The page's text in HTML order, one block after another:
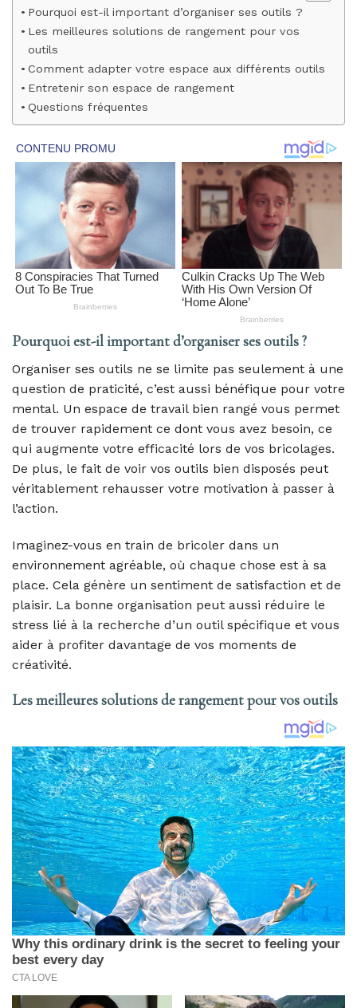
Pourquoi est-il important d’organiser ses outils ?
Les meilleures solutions de rangement pour vos
outils
Comment adapter votre espace aux différents outils
Entretenir son espace de rangement
Questions fréquentes
Pourquoi est-il important d’organiser ses outils ?
Organiser ses outils ne se limite pas seulement à une
question de praticité, c’est aussi bénéfique pour votre
mental. Un espace de travail bien rangé vous permet
de trouver rapidement ce dont vous avez besoin, ce
qui augmente votre efficacité lors de vos bricolages.
De plus, le fait de voir vos outils bien disposés peut
véritablement rehausser votre motivation à passer à
l’action.
Imaginez-vous en train de bricoler dans un
environnement agréable, où chaque chose est à sa
place. Cela génère un sentiment de satisfaction et de
plaisir. La bonne organisation peut aussi réduire le
stress lié à la recherche d’un outil spécifique et vous
aider à profiter davantage de vos moments de
créativité.
Les meilleures solutions de rangement pour vos outils